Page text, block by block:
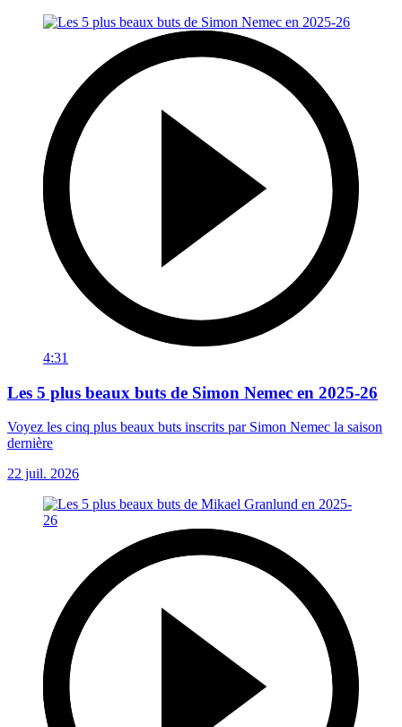
4:31
Les 5 plus beaux buts de Simon Nemec en 2025-26
Voyez les cinq plus beaux buts inscrits par Simon Nemec la saison
dernière
22 juil. 2026